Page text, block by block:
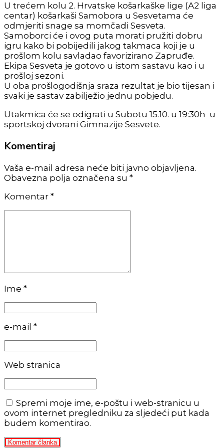
U trećem kolu 2. Hrvatske košarkaške lige (A2 liga
centar) košarkaši Samobora u Sesvetama će
odmjeriti snage sa momčadi Sesveta.
Samoborci će i ovog puta morati pružiti dobru
igru kako bi pobijedili jakog takmaca koji je u
prošlom kolu savladao favorizirano Zapruđe.
Ekipa Sesveta je gotovo u istom sastavu kao i u
prošloj sezoni.
U oba prošlogodišnja sraza rezultat je bio tijesan i
svaki je sastav zabilježio jednu pobjedu.
Utakmica će se odigrati u Subotu 15.10. u 19:30h u
sportskoj dvorani Gimnazije Sesvete.
Komentiraj
Vaša e-mail adresa neće biti javno objavljena.
Obavezna polja označena su *
Komentar *
Ime *
e-mail *
Web stranica
Spremi moje ime, e-poštu i web-stranicu u
ovom internet pregledniku za sljedeći put kada
budem komentirao.
Komentar članka